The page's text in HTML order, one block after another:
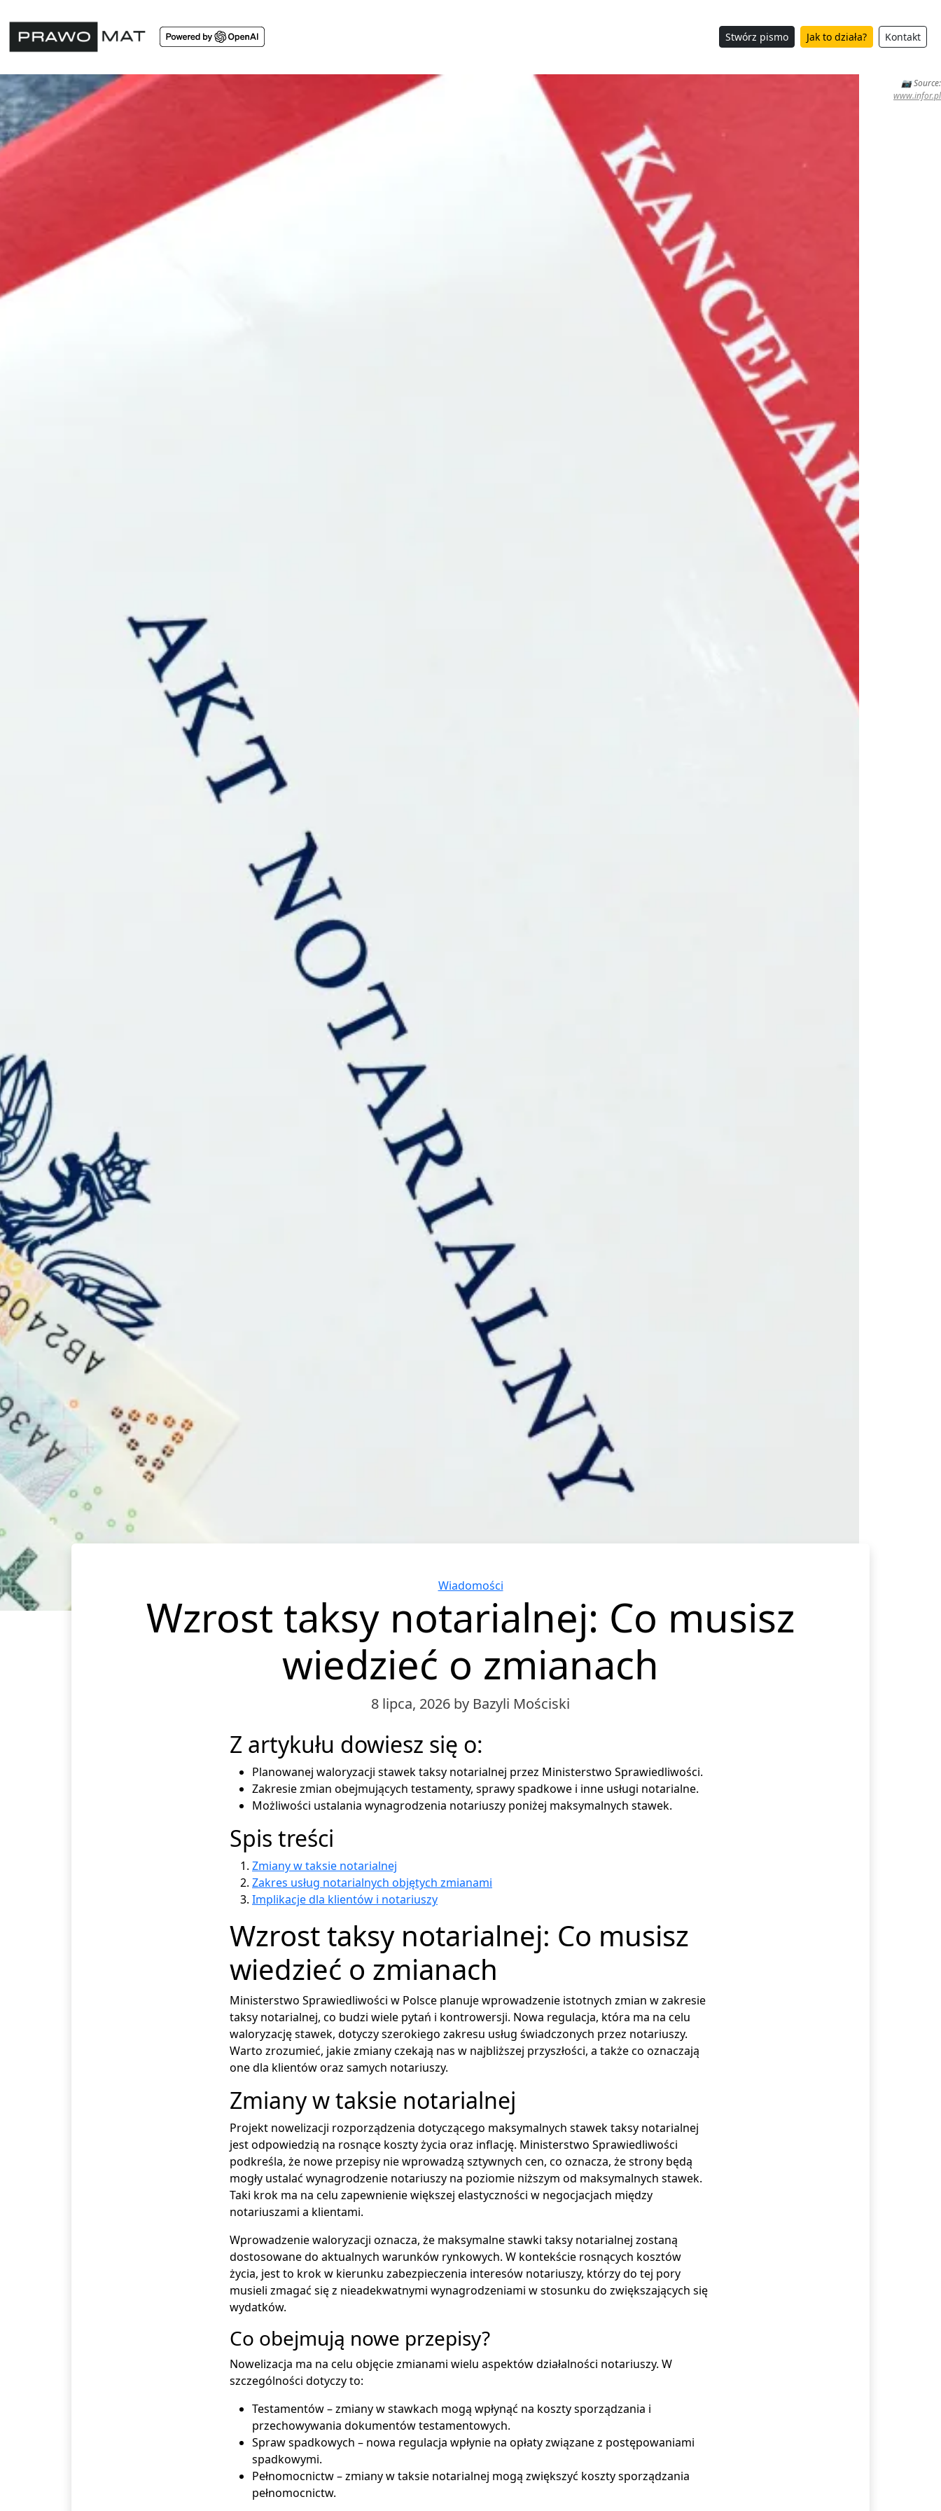
Stwórz pismo Jak to działa? Kontakt
📷 Source:
www.infor.pl
Categories
Wiadomości
Wzrost taksy notarialnej: Co musisz
wiedzieć o zmianach
8 lipca, 2026 by Bazyli Mościski
Z artykułu dowiesz się o:
Planowanej waloryzacji stawek taksy notarialnej przez Ministerstwo Sprawiedliwości.
Zakresie zmian obejmujących testamenty, sprawy spadkowe i inne usługi notarialne.
Możliwości ustalania wynagrodzenia notariuszy poniżej maksymalnych stawek.
Spis treści
Zmiany w taksie notarialnej
Zakres usług notarialnych objętych zmianami
Implikacje dla klientów i notariuszy
Wzrost taksy notarialnej: Co musisz
wiedzieć o zmianach
Ministerstwo Sprawiedliwości w Polsce planuje wprowadzenie istotnych zmian w zakresie
taksy notarialnej, co budzi wiele pytań i kontrowersji. Nowa regulacja, która ma na celu
waloryzację stawek, dotyczy szerokiego zakresu usług świadczonych przez notariuszy.
Warto zrozumieć, jakie zmiany czekają nas w najbliższej przyszłości, a także co oznaczają
one dla klientów oraz samych notariuszy.
Zmiany w taksie notarialnej
Projekt nowelizacji rozporządzenia dotyczącego maksymalnych stawek taksy notarialnej
jest odpowiedzią na rosnące koszty życia oraz inflację. Ministerstwo Sprawiedliwości
podkreśla, że nowe przepisy nie wprowadzą sztywnych cen, co oznacza, że strony będą
mogły ustalać wynagrodzenie notariuszy na poziomie niższym od maksymalnych stawek.
Taki krok ma na celu zapewnienie większej elastyczności w negocjacjach między
notariuszami a klientami.
Wprowadzenie waloryzacji oznacza, że maksymalne stawki taksy notarialnej zostaną
dostosowane do aktualnych warunków rynkowych. W kontekście rosnących kosztów
życia, jest to krok w kierunku zabezpieczenia interesów notariuszy, którzy do tej pory
musieli zmagać się z nieadekwatnymi wynagrodzeniami w stosunku do zwiększających się
wydatków.
Co obejmują nowe przepisy?
Nowelizacja ma na celu objęcie zmianami wielu aspektów działalności notariuszy. W
szczególności dotyczy to:
Testamentów – zmiany w stawkach mogą wpłynąć na koszty sporządzania i
przechowywania dokumentów testamentowych.
Spraw spadkowych – nowa regulacja wpłynie na opłaty związane z postępowaniami
spadkowymi.
Pełnomocnictw – zmiany w taksie notarialnej mogą zwiększyć koszty sporządzania
pełnomocnictw.